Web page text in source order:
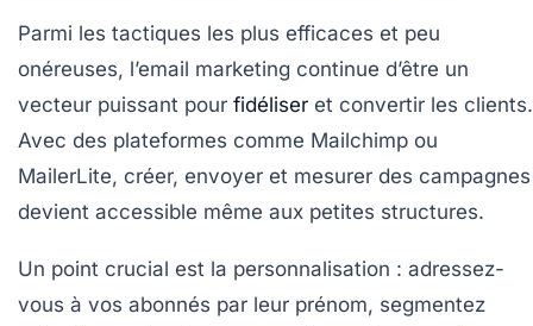
Parmi les tactiques les plus efficaces et peu
onéreuses, l’email marketing continue d’être un
vecteur puissant pour fidéliser et convertir les clients.
Avec des plateformes comme Mailchimp ou
MailerLite, créer, envoyer et mesurer des campagnes
devient accessible même aux petites structures.
Un point crucial est la personnalisation : adressez-
vous à vos abonnés par leur prénom, segmentez